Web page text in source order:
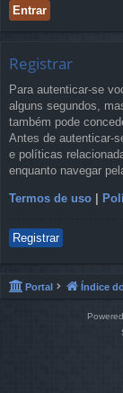
Registrar
Para autenticar-se
alguns segundos,
também pode
Antes de autenticar-
e políticas
enquanto navegar
Termos de uso |
Registrar
Portal Índice